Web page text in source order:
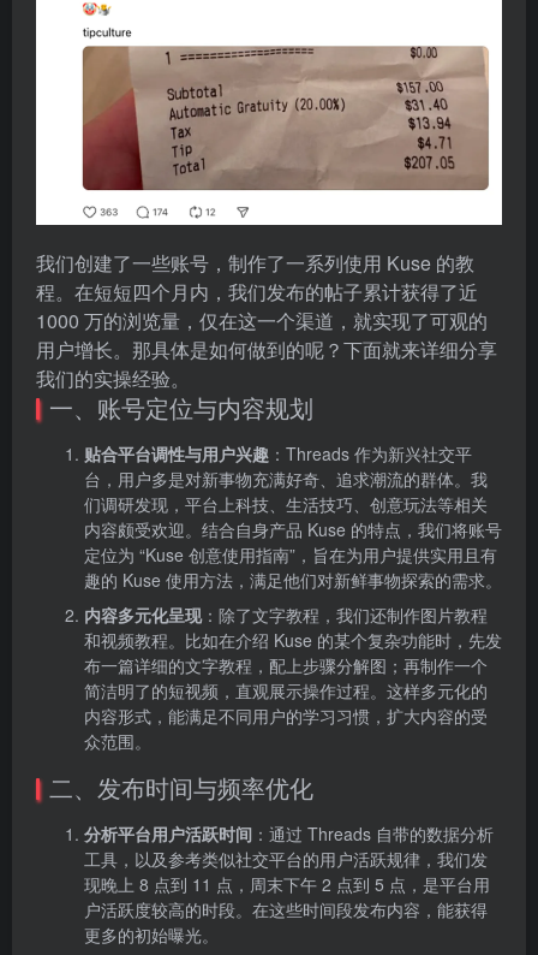
我们创建了一些账号，制作了一系列使用 Kuse 的教
程。在短短四个月内，我们发布的帖子累计获得了近
1000 万的浏览量，仅在这一个渠道，就实现了可观的
用户增长。那具体是如何做到的呢？下面就来详细分享
我们的实操经验。
一、账号定位与内容规划
贴合平台调性与用户兴趣 ：Threads 作为新兴社交平
台，用户多是对新事物充满好奇、追求潮流的群体。我
们调研发现，平台上科技、生活技巧、创意玩法等相关
内容颇受欢迎。结合自身产品 Kuse 的特点，我们将账号
定位为 “Kuse 创意使用指南”，旨在为用户提供实用且有
趣的 Kuse 使用方法，满足他们对新鲜事物探索的需求。
内容多元化呈现：除了文字教程，我们还制作图片教程
和视频教程。比如在介绍 Kuse 的某个复杂功能时，先发
布一篇详细的文字教程，配上步骤分解图；再制作一个
简洁明了的短视频，直观展示操作过程。这样多元化的
内容形式，能满足不同用户的学习习惯，扩大内容的受
众范围。
二、发布时间与频率优化
分析平台用户活跃时间 ：通过 Threads 自带的数据分析
工具，以及参考类似社交平台的用户活跃规律，我们发
现晚上 8 点到 11 点，周末下午 2 点到 5 点，是平台用
户活跃度较高的时段。在这些时间段发布内容，能获得
更多的初始曝光。